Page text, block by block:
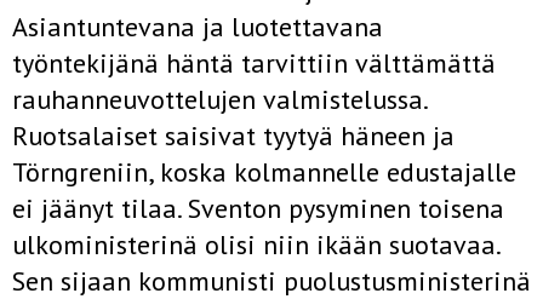
Asiantuntevana ja luotettavana
työntekijänä häntä tarvittiin välttämättä
rauhanneuvottelujen valmistelussa.
Ruotsalaiset saisivat tyytyä häneen ja
Törngreniin, koska kolmannelle edustajalle
ei jäänyt tilaa. Sventon pysyminen toisena
ulkoministerinä olisi niin ikään suotavaa.
Sen sijaan kommunisti puolustusministerinä